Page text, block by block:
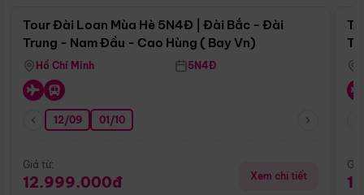
Tour Đài Loan Mùa Hè 5N4Đ | Đài Bắc - Đài
Trung - Nam Đầu - Cao Hùng ( Bay Vn)
Hồ Chí Minh 5N4Đ
12/09 01/10
Giá từ:
12.999.000đ Xem chi tiết